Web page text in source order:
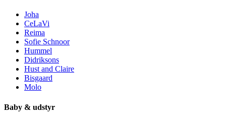
Joha
CeLaVi
Reima
Sofie Schnoor
Hummel
Didriksons
Hust and Claire
Bisgaard
Molo
Baby & udstyr